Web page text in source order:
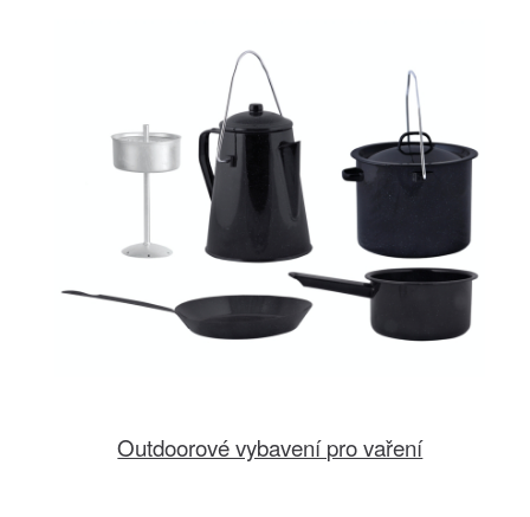
Outdoorové vybavení pro vaření